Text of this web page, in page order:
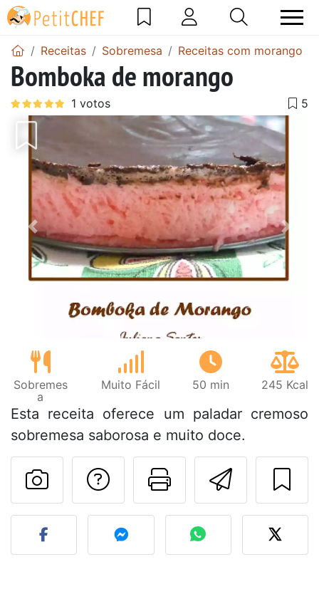
Receitas Sobremesa Receitas com morango
Bomboka de morango
Anterior Next
Sobremes
a
Muito Fácil 50 min 245 Kcal
Esta receita oferece um paladar cremoso
sobremesa saborosa e muito doce.
Imprima
Falar com o autor
Fez esta receita?